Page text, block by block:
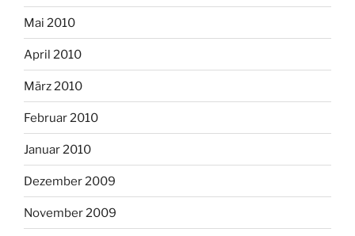
Mai 2010
April 2010
März 2010
Februar 2010
Januar 2010
Dezember 2009
November 2009